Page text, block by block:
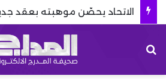
الاتحاد يحصّن موهبته بعقد جديد